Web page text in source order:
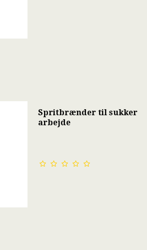
Spritbrænder til sukker
arbejde